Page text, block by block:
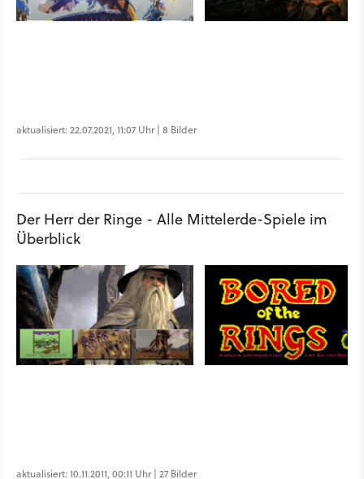
aktualisiert: 22.07.2021, 11:07 Uhr | 8 Bilder
Der Herr der Ringe - Alle Mittelerde-Spiele im
Überblick
aktualisiert: 10.11.2011, 00:11 Uhr | 27 Bilder